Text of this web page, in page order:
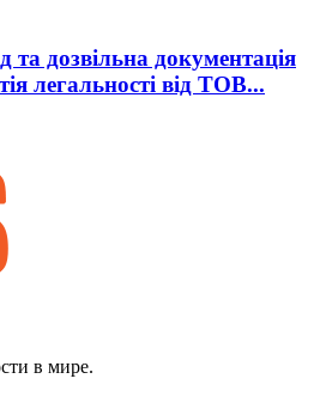
дозвільна документація
легальності від ТОВ...
в мире.